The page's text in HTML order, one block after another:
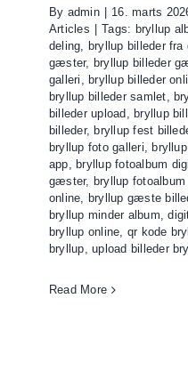
By admin 16. marts
Articles
Tags: bryllup
deling, bryllup billeder
gæster, bryllup billeder
galleri , bryllup billeder
bryllup billeder samlet,
billeder upload , bryllup
billeder, bryllup fest
bryllup foto galleri,
app, bryllup fotoalbum
gæster, bryllup
online, bryllup gæste
bryllup minder album,
bryllup online, qr kode
bryllup,upload billeder
Read More